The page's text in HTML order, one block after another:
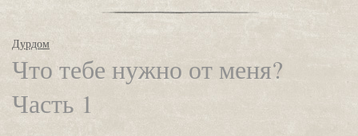
Дурдом
Что тебе нужно от меня?
Часть 1